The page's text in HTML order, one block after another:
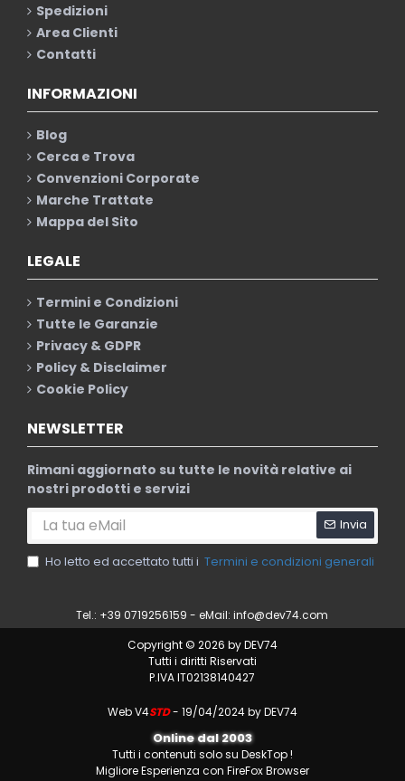
Spedizioni
Area Clienti
Contatti
INFORMAZIONI
Blog
Cerca e Trova
Convenzioni Corporate
Marche Trattate
Mappa del Sito
LEGALE
Termini e Condizioni
Tutte le Garanzie
Privacy & GDPR
Policy & Disclaimer
Cookie Policy
NEWSLETTER
Rimani aggiornato su tutte le novità relative ai
nostri prodotti e servizi
Invia
Ho letto ed accettato tutti i Termini e condizioni generali
Tel.: +39 0719256159 - eMail:info@dev74.com
Copyright © 2026 by DEV74
Tutti i diritti Riservati
P.IVA IT02138140427
Web V4STD- 19/04/2024 by DEV74
Online dal 2003
Tutti i contenuti solo su DeskTop !
Migliore Esperienza con FireFox Browser